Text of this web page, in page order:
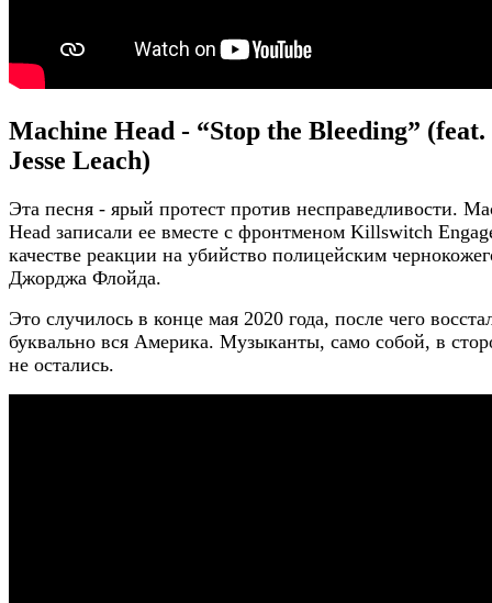
Machine Head - “Stop the Bleeding” (feat.
Jesse Leach)
Эта песня - ярый протест против несправедливости.
Head записали ее вместе с фронтменом Killswitch
качестве реакции на убийство полицейским
Джорджа Флойда.
Это случилось в конце мая 2020 года, после чего
буквально вся Америка. Музыканты, само собой, в
не остались.